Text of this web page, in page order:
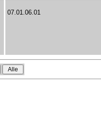
07.01.06.01